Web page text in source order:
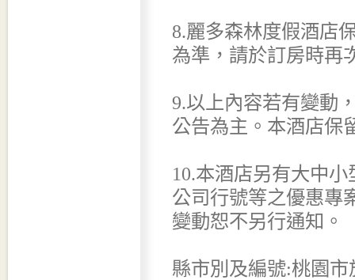
8.麗多森林度假酒店
為準，請於訂房時再
9.以上內容若有變動
公告為主。本酒店保
10.本酒店另有大中
公司行號等之優惠專
變動恕不另行通知。
縣市別及編號:桃園市